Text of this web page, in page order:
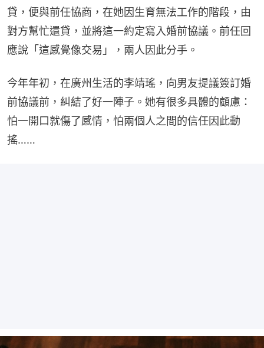
貸，便與前任協商，在她因生育無法工作的階段，由
對方幫忙還貸，並將這一約定寫入婚前協議。前任回
應說「這感覺像交易」，兩人因此分手。
今年年初，在廣州生活的李靖瑤，向男友提議簽訂婚
前協議前，糾結了好一陣子。她有很多具體的顧慮：
怕一開口就傷了感情，怕兩個人之間的信任因此動
搖……